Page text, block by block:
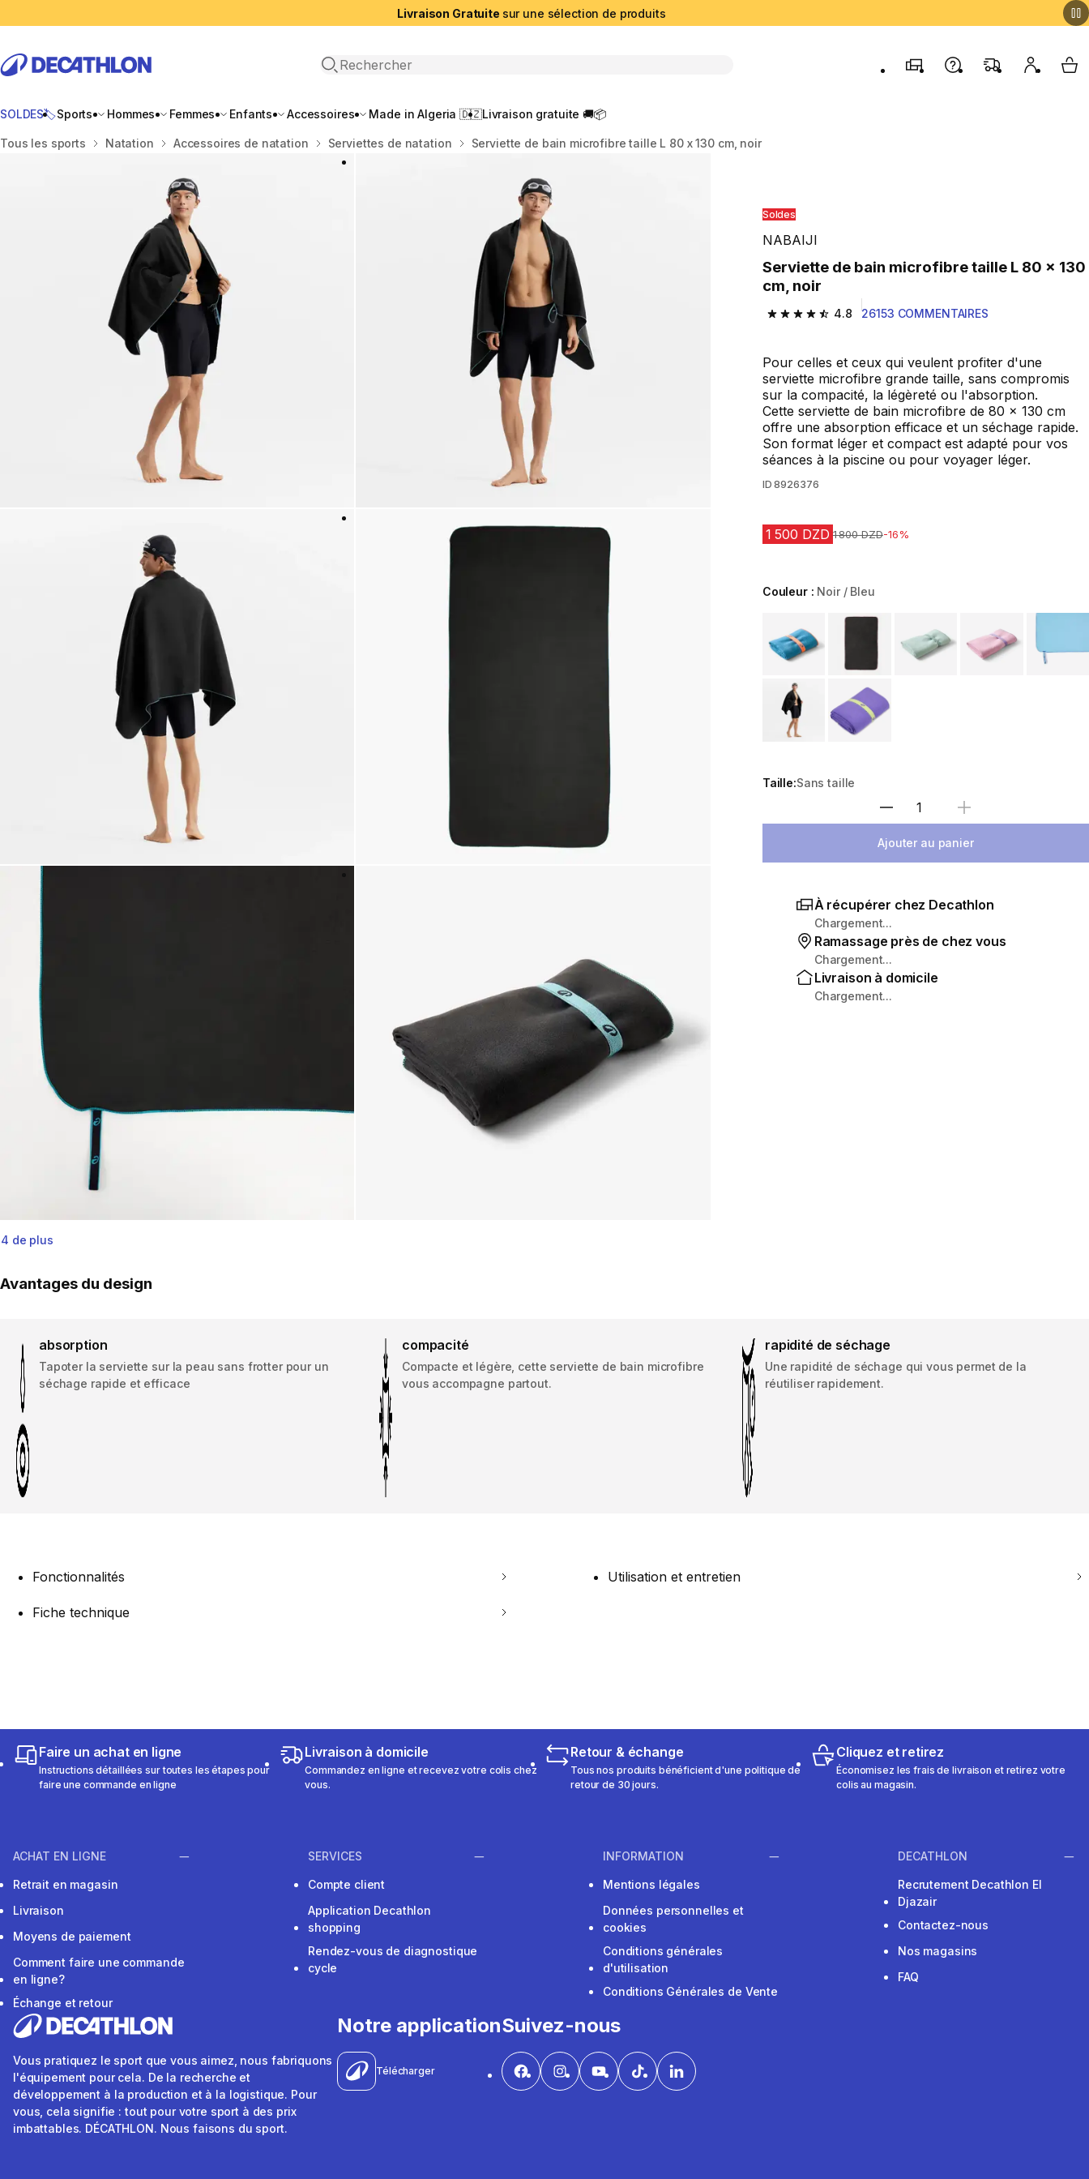
Livraison Gratuite sur une sélection de produits
Recherche ouverte
MagasinsContactez-nous
FAQ Mon My
SOLDES🏷️Sports Hommes Femmes Enfants Accessoires Made in Algeria 🇩🇿Livraison gratuite 🚚📦
Accueil
Tous les sports Natation Accessoires de natation Serviettes de natation Serviette de bain microfibre taille L 80 x 130 cm, noir
4 de plus
Soldes
NABAIJI
Serviette de bain microfibre taille L 80 x 130
cm, noir
4.8
4.8 out of 5 stars from 26153 reviews
26153 COMMENTAIRES
Pour celles et ceux qui veulent profiter d'une
serviette microfibre grande taille, sans compromis
sur la compacité, la légèreté ou l'absorption.
Cette serviette de bain microfibre de 80 x 130 cm
offre une absorption efficace et un séchage rapide.
Son format léger et compact est adapté pour vos
séances à la piscine ou pour voyager léger.
ID 8926376
1 500 DZD Prix avant la réduction
1 800 DZD-16%
Couleur : Noir / Bleu
Choose a variant
Taille:Sans taille
Sélectionnez la quantité
Ajouter au panier
À récupérer chez Decathlon
Chargement...
Ramassage près de chez vous
Chargement...
Livraison à domicile
Chargement...
Avantages du design
absorption
Tapoter la serviette sur la peau sans frotter pour un
séchage rapide et efficace
compacité
Compacte et légère, cette serviette de bain microfibre
vous accompagne partout.
rapidité de séchage
Une rapidité de séchage qui vous permet de la
réutiliser rapidement.
Fonctionnalités Utilisation et entretien
Fiche technique
Faire un achat en ligne
Instructions détaillées sur toutes les étapes pour
faire une commande en ligne
Livraison à domicile
Commandez en ligne et recevez votre colis chez
vous.
Retour & échange
Tous nos produits bénéficient d'une politique de
retour de 30 jours.
Cliquez et retirez
Économisez les frais de livraison et retirez votre
colis au magasin.
ACHAT EN LIGNE
Retrait en magasin
Livraison
Moyens de paiement
Comment faire une commande
en ligne?
Échange et retour
SERVICES
Compte client
Application Decathlon
shopping
Rendez-vous de diagnostique
cycle
INFORMATION
Mentions légales
Données personnelles et
cookies
Conditions générales
d'utilisation
Conditions Générales de Vente
DECATHLON
Recrutement Decathlon El
Djazair
Contactez-nous
Nos magasins
FAQ
Vous pratiquez le sport que vous aimez, nous fabriquons
l'équipement pour cela. De la recherche et
développement à la production et à la logistique. Pour
vous, cela signifie : tout pour votre sport à des prix
imbattables. DÉCATHLON. Nous faisons du sport.
Notre application
Télécharger
Suivez-nous